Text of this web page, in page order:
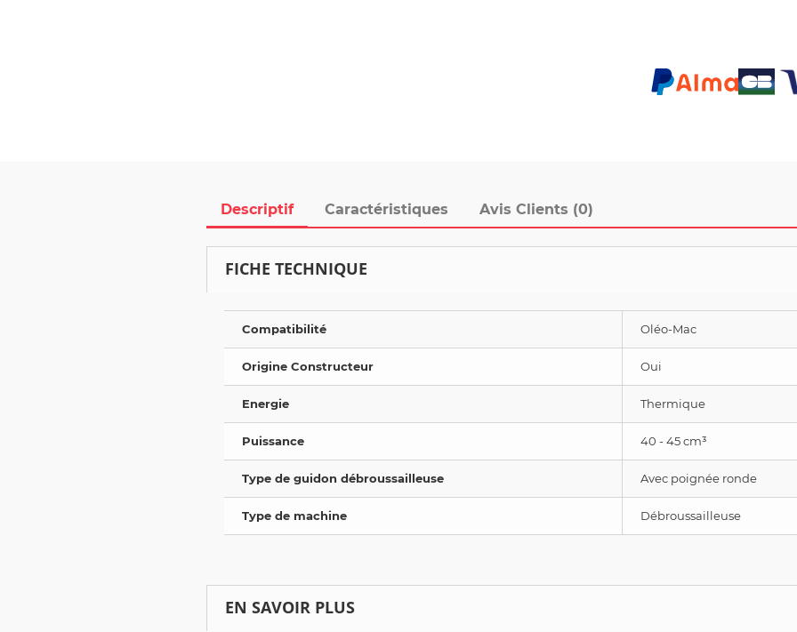
Descriptif Caractéristiques Avis Clients (0)
FICHE TECHNIQUE
Compatibilité Oléo-Mac
Origine Constructeur Oui
Energie Thermique
Puissance 40 - 45 cm³
Type de guidon débroussailleuse Avec poignée ronde
Type de machine Débroussailleuse
EN SAVOIR PLUS